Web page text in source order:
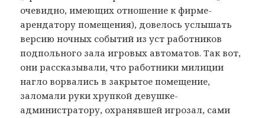
очевидно, имеющих отношение к фирме-
арендатору помещения), довелось услышать
версию ночных событий из уст работников
подпольного зала игровых автоматов. Так вот,
они рассказывали, что работники милиции
нагло ворвались в закрытое помещение,
заломали руки хрупкой девушке-
администратору, охранявшей игрозал, сами